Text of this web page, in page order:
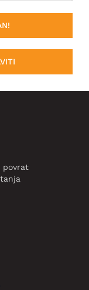
povrat